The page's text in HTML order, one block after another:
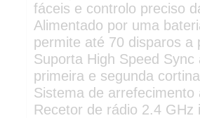
fáceis e controlo preciso
Alimentado por uma
permite até 70 disparos a
Suporta High Speed
primeira e segunda
Sistema de
Recetor de rádio 2.4